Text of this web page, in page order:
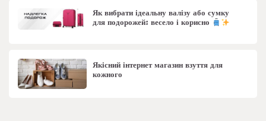
Як вибрати ідеальну валізу або сумку
для подорожей: весело і корисно
Якісний інтернет магазин взуття для
кожного